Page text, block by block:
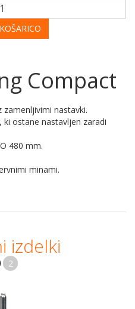
Compact
nastavki.
ostane nastavljen zaradi
480 mm.
minami.
izdelki
2